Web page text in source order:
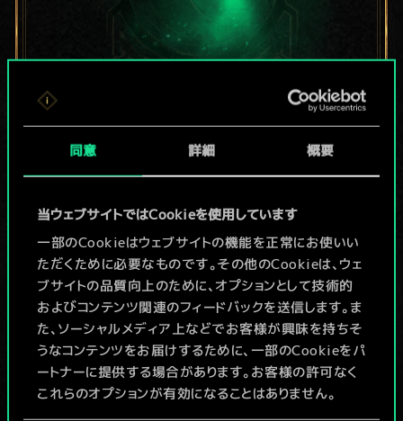
同意 詳細 概要
当ウェブサイトではCookieを使用しています
一部のCookieはウェブサイトの機能を正常にお使いい
ただくために必要なものです。その他のCookieは、ウェ
ブサイトの品質向上のために、オプションとして技術的
およびコンテンツ関連のフィードバックを送信します。ま
た、ソーシャルメディア上などでお客様が興味を持ちそ
うなコンテンツをお届けするために、一部のCookieをパ
ートナーに提供する場合があります。お客様の許可なく
これらのオプションが有効になることはありません。
現在はまだこれし
か共有デッキがあ
りませんが、
続々追加中！
デッキ名入力＆ガイドを作成
デッキを編集